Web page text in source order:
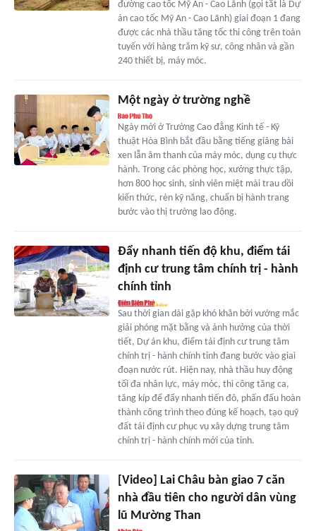
đường cao tốc Mỹ An - Cao Lãnh (gọi tắt là Dự
án cao tốc Mỹ An - Cao Lãnh) giai đoạn 1 đang
được các nhà thầu tăng tốc thi công trên toàn
tuyến với hàng trăm kỹ sư, công nhân và gần
240 thiết bị, máy móc.
Một ngày ở trường nghề
Ngày mới ở Trường Cao đẳng Kinh tế - Kỹ
thuật Hòa Bình bắt đầu bằng tiếng giảng bài
xen lẫn âm thanh của máy móc, dụng cụ thực
hành. Trong các phòng học, xưởng thực tập,
hơn 800 học sinh, sinh viên miệt mài trau dồi
kiến thức, rèn kỹ năng, chuẩn bị hành trang
bước vào thị trường lao động.
Đẩy nhanh tiến độ khu, điểm tái
định cư trung tâm chính trị - hành
chính tỉnh
Sau thời gian dài gặp khó khăn bởi vướng mắc
giải phóng mặt bằng và ảnh hưởng của thời
tiết, Dự án khu, điểm tái định cư trung tâm
chính trị - hành chính tỉnh đang bước vào giai
đoạn nước rút. Hiện nay, nhà thầu huy động
tối đa nhân lực, máy móc, thi công tăng ca,
tăng kíp để đẩy nhanh tiến đô, phấn đấu hoàn
thành công trình theo đúng kế hoạch, tạo quỹ
đất tái định cư phục vụ xây dựng trung tâm
chính trị - hành chính mới của tỉnh.
[Video] Lai Châu bàn giao 7 căn
nhà đầu tiên cho người dân vùng
lũ Mường Than